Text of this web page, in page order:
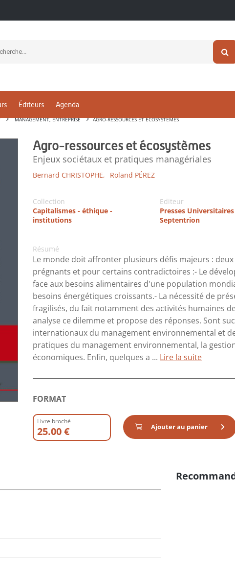
Éditeurs Agenda
MANAGEMENT, ENTREPRISE AGRO-RESSOURCES ET ÉCOSYSTÈMES
Agro-ressources et écosystèmes
Enjeux sociétaux et pratiques managériales
Bernard CHRISTOPHE, Roland PÉREZ
Collection
Capitalismes - éthique -
institutions
Editeur
Presses
Septentrion
Résumé
Le monde doit affronter plusieurs défis majeurs :
prégnants et pour certains contradictoires :- Le
face aux besoins alimentaires d'une population
besoins énergétiques croissants.- La nécessité de
fragilisés, du fait notamment des activités humaines
analyse ce dilemme et propose des réponses. Sont
internationaux du management environnemental et
pratiques du management environnemental, la
économiques. Enfin, quelques a ... Lire la suite
FORMAT
Livre broché
25.00 € Ajouter au panier